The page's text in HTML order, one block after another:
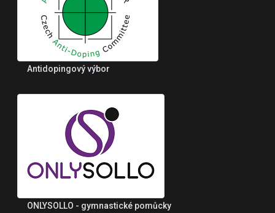
Antidopingový výbor
ONLYSOLLO - gymnastické pomůcky